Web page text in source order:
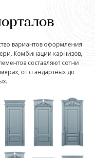
вариантов оформления
Комбинации карнизов,
составляют сотни
от стандартных до